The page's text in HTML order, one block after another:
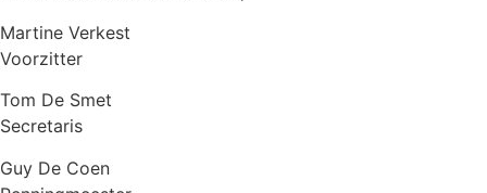
Martine Verkest
Voorzitter
Tom De Smet
Secretaris
Guy De Coen